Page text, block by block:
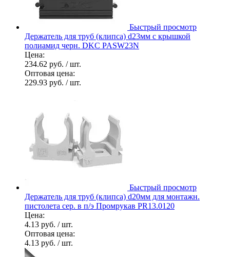
Быстрый просмотр
Держатель для труб (клипса) d23мм с крышкой
полиамид черн. DKC PASW23N
Цена:
234.62 руб. / шт.
Оптовая цена:
229.93 руб. / шт.
Быстрый просмотр
Держатель для труб (клипса) d20мм для монтажн.
пистолета сер. в п/э Промрукав PR13.0120
Цена:
4.13 руб. / шт.
Оптовая цена:
4.13 руб. / шт.